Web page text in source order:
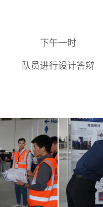
下午一时
队员进行设计答辩